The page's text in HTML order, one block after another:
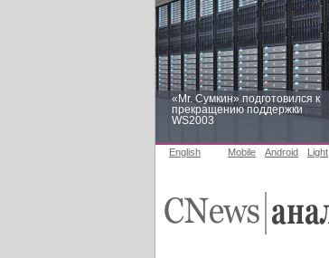
«Mr. Сумкин» подготовился к
прекращению поддержки
WS2003
English Mobile Android Light